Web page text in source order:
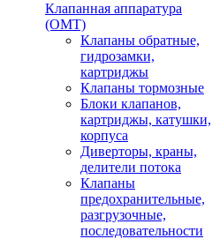
Клапанная аппаратура
(OMT)
Клапаны обратные,
гидрозамки,
картриджы
Клапаны тормозные
Блоки клапанов,
картриджы, катушки,
корпуса
Диверторы, краны,
делители потока
Клапаны
предохранительные,
разгрузочные,
последовательности